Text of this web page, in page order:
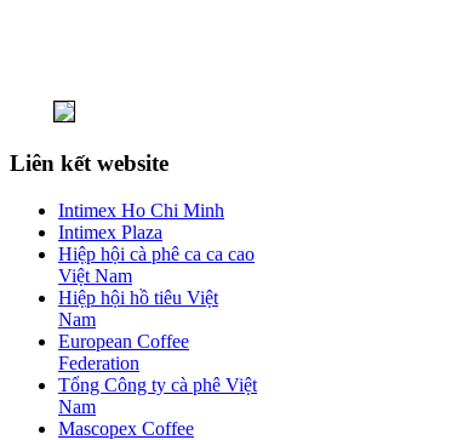
Liên kết website
Intimex Ho Chi Minh
Intimex Plaza
Hiệp hội cà phê ca ca cao
Việt Nam
Hiệp hội hồ tiêu Việt
Nam
European Coffee
Federation
Tổng Công ty cà phê Việt
Nam
Mascopex Coffee